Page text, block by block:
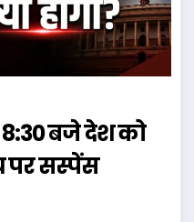
बजे देश को
पर सस्पेंस